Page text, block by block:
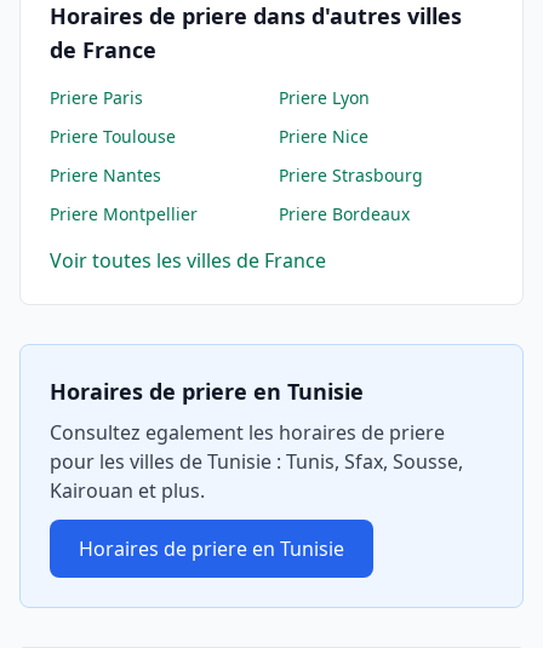
Horaires de priere dans d'autres villes
de France
Priere Paris Priere Lyon
Priere Toulouse Priere Nice
Priere Nantes Priere Strasbourg
Priere Montpellier Priere Bordeaux
Voir toutes les villes de France
Horaires de priere en Tunisie
Consultez egalement les horaires de priere
pour les villes de Tunisie : Tunis, Sfax, Sousse,
Kairouan et plus.
Horaires de priere en Tunisie